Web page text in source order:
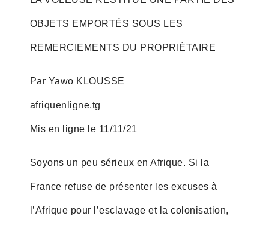
OBJETS EMPORTÉS SOUS LES
REMERCIEMENTS DU PROPRIÉTAIRE
Par Yawo KLOUSSE
afriquenligne.tg
Mis en ligne le 11/11/21
Soyons un peu sérieux en Afrique. Si la
France refuse de présenter les excuses à
l’Afrique pour l’esclavage et la colonisation,